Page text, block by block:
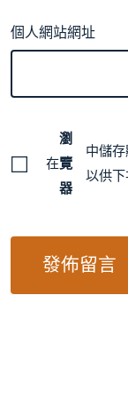
個人網站網址
在
瀏
覽
器
中儲
以供下